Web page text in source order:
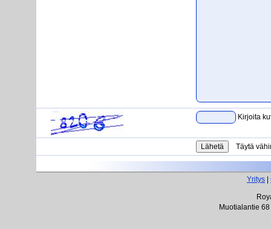
Kirjoita
Täytä
Yritys
Muotialantie